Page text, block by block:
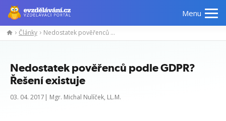
Menu
Články Nedostatek pověřenců podle GDPR? Řešení existuje
Nedostatek pověřenců podle GDPR?
Řešení existuje
03. 04. 2017| Mgr. Michal Nulíček, LL.M.